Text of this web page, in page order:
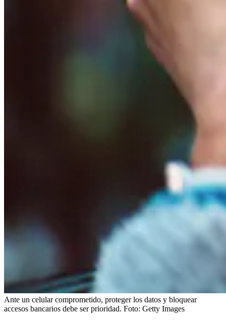
Ante un celular comprometido, proteger los datos y bloquear
accesos bancarios debe ser prioridad. Foto: Getty Images